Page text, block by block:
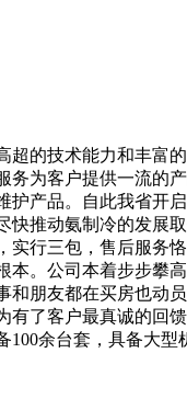
技术能力和丰富
为客户提供一流
产品。自此我省开
推动氨制冷的发展
行三包，售后服
。公司本着步步
朋友都在买房也动
了客户最真诚的回
余台套，具备大